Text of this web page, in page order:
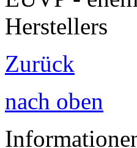
Herstellers
Zurück
nach oben